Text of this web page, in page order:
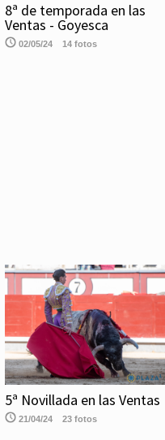
8ª de temporada en las
Ventas - Goyesca
02/05/24 14 fotos
5ª Novillada en las Ventas
21/04/24 23 fotos